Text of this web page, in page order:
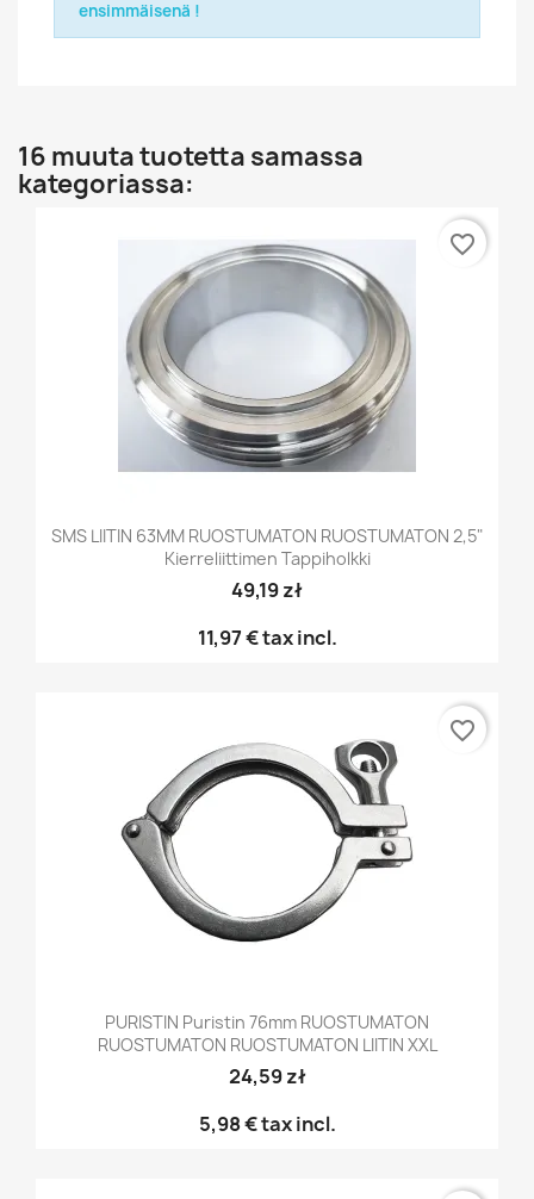
ensimmäisenä !
16 muuta tuotetta samassa
kategoriassa:
SMS LIITIN 63MM RUOSTUMATON RUOSTUMATON 2,5"
Kierreliittimen Tappiholkki
49,19 zł
11,97 €tax incl.
favorite_border
PURISTIN Puristin 76mm RUOSTUMATON
RUOSTUMATON RUOSTUMATON LIITIN XXL
24,59 zł
5,98 €tax incl.
favorite_border